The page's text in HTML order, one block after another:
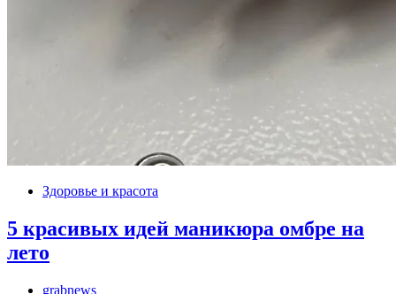
Здоровье и красота
5 красивых идей маникюра омбре на
лето
grabnews